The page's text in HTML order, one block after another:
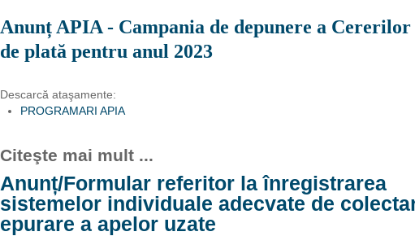
Anunț APIA - Campania de depunere a Cererilor
de plată pentru anul 2023
Descarcă ataşamente:
PROGRAMARI APIA
Citeşte mai mult ...
Anunț/Formular referitor la înregistrarea
sistemelor individuale adecvate de
epurare a apelor uzate